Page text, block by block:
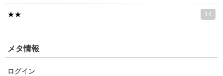
★★ 14
メタ情報
ログイン